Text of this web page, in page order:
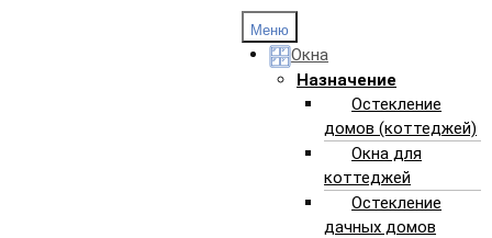
Меню
Окна
Назначение
Остекление
домов (коттеджей)
Окна для
коттеджей
Остекление
дачных домов